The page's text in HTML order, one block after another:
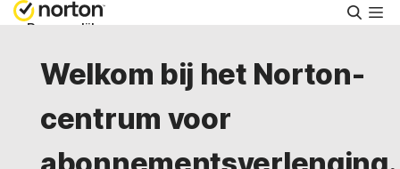
Persoonlijk
Small Business
Welkom bij het Norton-
centrum voor